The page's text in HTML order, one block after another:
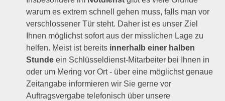
warum es extrem schnell gehen muss, falls man vor
verschlossener Tür steht. Daher ist es unser Ziel
Ihnen möglichst sofort aus der misslichen Lage zu
helfen. Meist ist bereits innerhalb einer halben
Stunde ein Schlüsseldienst-Mitarbeiter bei Ihnen in
oder um Mering vor Ort - über eine möglichst genaue
Zeitangabe informieren wir Sie gerne vor
Auftragsvergabe telefonisch über unsere